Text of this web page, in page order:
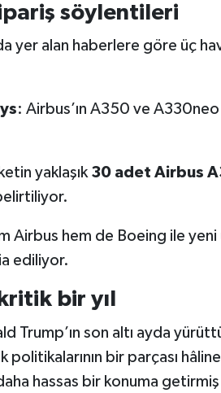
söylentileri
yer alan haberlere göre üç
: Airbus’ın A350 ve
yaklaşık 30 adet Airbus
Airbus hem de Boeing ile yeni
ediliyor.
bir yıl
Trump’ın son altı ayda
politikalarının bir parçası
hassas bir konuma